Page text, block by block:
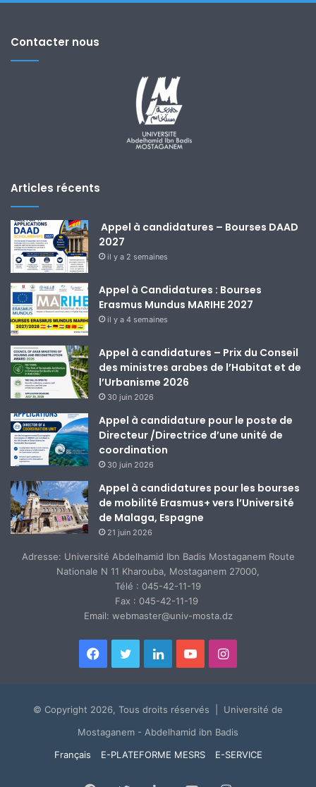
Contacter nous
Articles récents
Appel à candidatures – Bourses DAAD
2027
il y a 2 semaines
Appel à Candidatures : Bourses
Erasmus Mundus MARIHE 2027
il y a 4 semaines
Appel à candidatures – Prix du Conseil
des ministres arabes de l’Habitat et de
l’Urbanisme 2026
30 juin 2026
Appel à candidature pour le poste de
Directeur /Directrice d’une unité de
coordination
30 juin 2026
Appel à candidatures pour les bourses
de mobilité Erasmus+ vers l’Université
de Malaga, Espagne
21 juin 2026
Adresse: Université Abdelhamid Ibn Badis Mostaganem Route
Nationale N 11 Kharouba, Mostaganem 27000,
Télé : 045-42-11-19
Fax : 045-42-11-19
Email: webmaster@univ-mosta.dz
Facebook
TwitterLinkedinYouTubeInstagram
© Copyright 2026, Tous droits réservés | Université de
Mostaganem - Abdelhamid ibn Badis
Français
E-PLATEFORME MESRS E-SERVICE